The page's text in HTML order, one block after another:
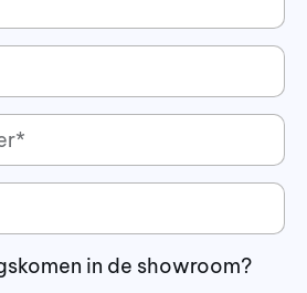
in de showroom?